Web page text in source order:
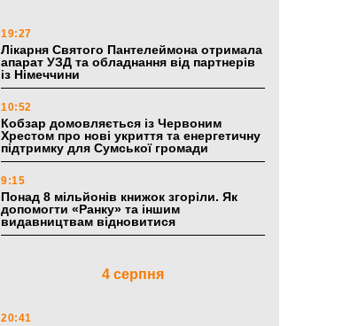
19:27
Лікарня Святого Пантелеймона отримала
апарат УЗД та обладнання від партнерів
із Німеччини
10:52
Кобзар домовляється із Червоним
Хрестом про нові укриття та енергетичну
підтримку для Сумської громади
9:15
Понад 8 мільйонів книжок згоріли. Як
допомогти «Ранку» та іншим
видавництвам відновитися
4 серпня
20:41